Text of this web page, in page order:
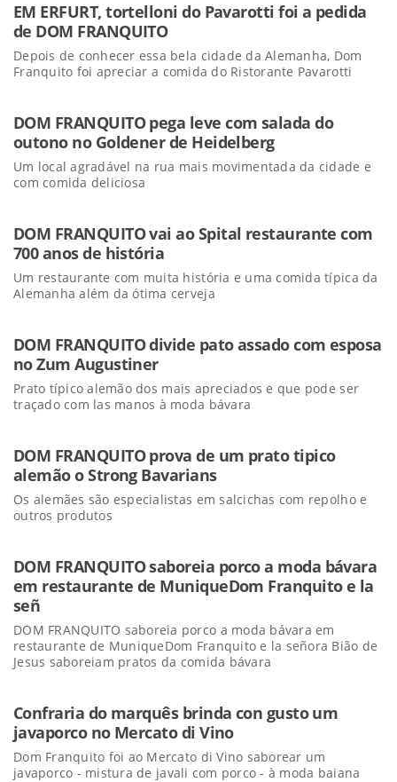
EM ERFURT, tortelloni do Pavarotti foi a pedida
de DOM FRANQUITO
Depois de conhecer essa bela cidade da Alemanha, Dom
Franquito foi apreciar a comida do Ristorante Pavarotti
DOM FRANQUITO pega leve com salada do
outono no Goldener de Heidelberg
Um local agradável na rua mais movimentada da cidade e
com comida deliciosa
DOM FRANQUITO vai ao Spital restaurante com
700 anos de história
Um restaurante com muita história e uma comida típica da
Alemanha além da ótima cerveja
DOM FRANQUITO divide pato assado com esposa
no Zum Augustiner
Prato típico alemão dos mais apreciados e que pode ser
traçado com las manos à moda bávara
DOM FRANQUITO prova de um prato tipico
alemão o Strong Bavarians
Os alemães são especialistas em salcichas com repolho e
outros produtos
DOM FRANQUITO saboreia porco a moda bávara
em restaurante de MuniqueDom Franquito e la
señ
DOM FRANQUITO saboreia porco a moda bávara em
restaurante de MuniqueDom Franquito e la señora Bião de
Jesus saboreiam pratos da comida bávara
Confraria do marquês brinda con gusto um
javaporco no Mercato di Vino
Dom Franquito foi ao Mercato di Vino saborear um
javaporco - mistura de javali com porco - à moda baiana